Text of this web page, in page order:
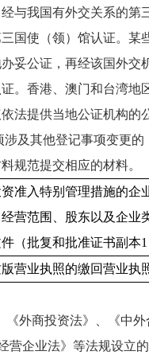
与我国有外交关系的第
国使（领）馆认证。某
妥公证，再经该国外交
证。香港、澳门和台湾
法提供当地公证机构的
及其他登记事项变更的
规范提交相应的材料。
准入特别管理措施的企
营范围、股东以及企业
（批复和批准证书副本
营业执照的缴回营业执
《外商投资法》、《中
营企业法》等法规设立